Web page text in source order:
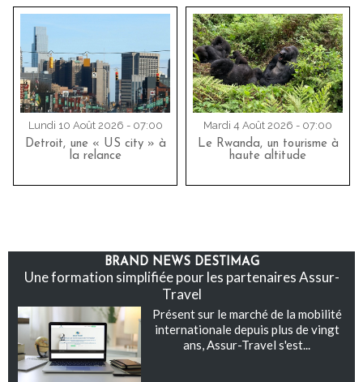
Lundi 10 Août 2026 - 07:00
Detroit, une « US city » à
la relance
Mardi 4 Août 2026 - 07:00
Le Rwanda, un tourisme à
haute altitude
BRAND NEWS DESTIMAG
Une formation simplifiée pour les partenaires Assur-
Travel
Présent sur le marché de la mobilité
internationale depuis plus de vingt
ans, Assur-Travel s'est...